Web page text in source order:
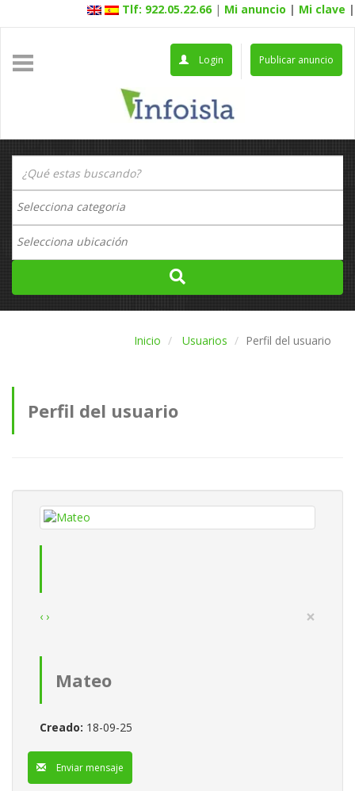
Tlf: 922.05.22.66 | Mi anuncio | Mi clave |
Publicar anuncio
Login
Inicio Usuarios Perfil del usuario
Perfil del usuario
‹ › ×
Mateo
Creado: 18-09-25
Enviar mensaje